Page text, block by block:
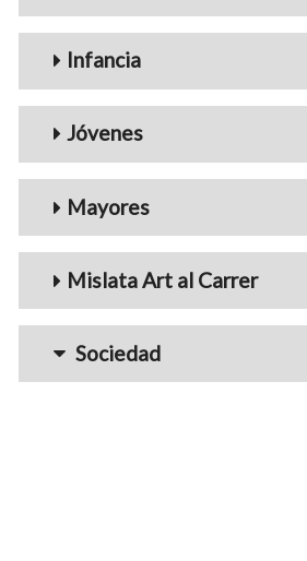
Infancia
Jóvenes
Mayores
Mislata Art al Carrer
Sociedad